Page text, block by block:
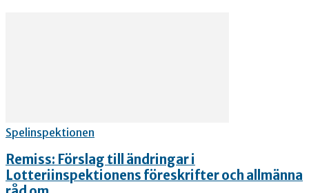
Spelinspektionen
Remiss: Förslag till ändringar i
Lotteriinspektionens föreskrifter och allmänna